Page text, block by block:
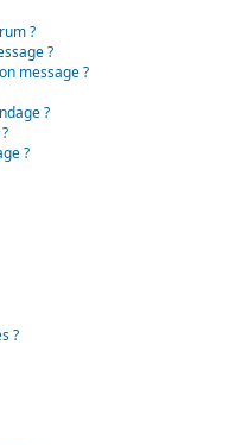
?
?
message ?
?
?
?